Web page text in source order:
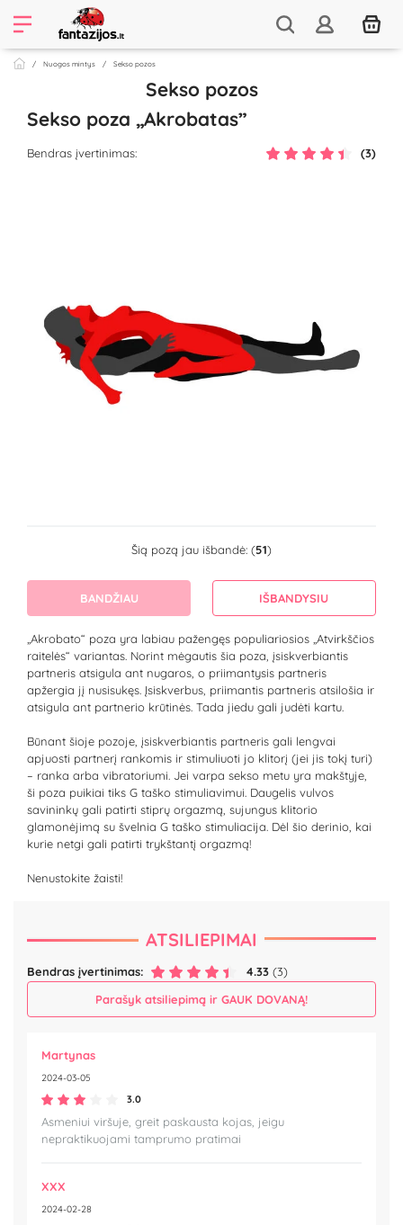
Nuogos mintys Sekso pozos
Sekso pozos
Sekso poza „Akrobatas”
Bendras įvertinimas: (3)
Šią pozą jau išbandė: (51)
BANDŽIAU IŠBANDYSIU
„Akrobato“ poza yra labiau pažengęs populiariosios „Atvirkščios
raitelės“ variantas. Norint mėgautis šia poza, įsiskverbiantis
partneris atsigula ant nugaros, o priimantysis partneris
apžergia jį nusisukęs. Įsiskverbus, priimantis partneris atsilošia ir
atsigula ant partnerio krūtinės. Tada jiedu gali judėti kartu.
Būnant šioje pozoje, įsiskverbiantis partneris gali lengvai
apjuosti partnerį rankomis ir stimuliuoti jo klitorį (jei jis tokį turi)
– ranka arba vibratoriumi. Jei varpa sekso metu yra makštyje,
ši poza puikiai tiks G taško stimuliavimui. Daugelis vulvos
savininkų gali patirti stiprų orgazmą, sujungus klitorio
glamonėjimą su švelnia G taško stimuliacija. Dėl šio derinio, kai
kurie netgi gali patirti trykštantį orgazmą!
Nenustokite žaisti!
ATSILIEPIMAI
Bendras įvertinimas: 4.33 (3)
Parašyk atsiliepimą ir GAUK DOVANĄ!
Martynas
2024-03-05
3.0
Asmeniui viršuje, greit paskausta kojas, jeigu
nepraktikuojami tamprumo pratimai
XXX
2024-02-28